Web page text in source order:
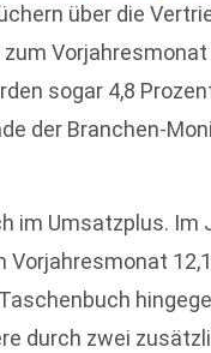
über die
sogar 4,8
der Branchen-
im Umsatzplus. Im
Vorjahresmonat
durch zwei